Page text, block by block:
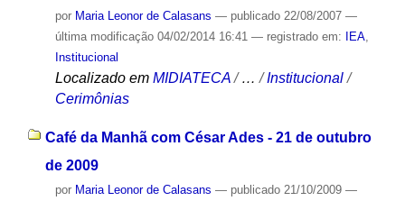
por Maria Leonor de Calasans — publicado22/08/2007 —
última modificação04/02/2014 16:41 — registrado em: IEA,
Institucional
Localizado em MIDIATECA /…/Institucional /
Cerimônias
Café da Manhã com César Ades - 21 de outubro
de 2009
por Maria Leonor de Calasans — publicado21/10/2009 —